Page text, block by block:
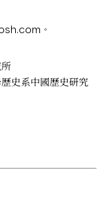
。
史系中國歷史研究